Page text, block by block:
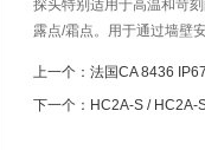
探头特别适用于高温和苛
露点/霜点。用于通过墙壁
上一个： 法国CA 8436
下一个： HC2A-S / HC2A-